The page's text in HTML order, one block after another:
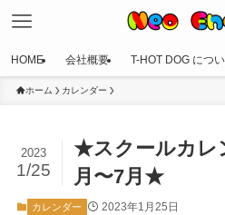
HOME 会社概要 T-HOT DOG につ
ホーム カレンダー
★スクールカレ
月〜7月★
2023
1/25
カレンダー 2023年1月25日